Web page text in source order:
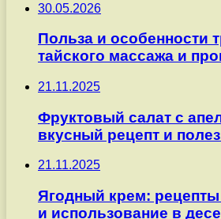
30.05.2026
Польза и особенности
тайского массажа и
21.11.2025
Фруктовый салат с
вкусный рецепт и
21.11.2025
Ягодный крем: рецепты
и использование в